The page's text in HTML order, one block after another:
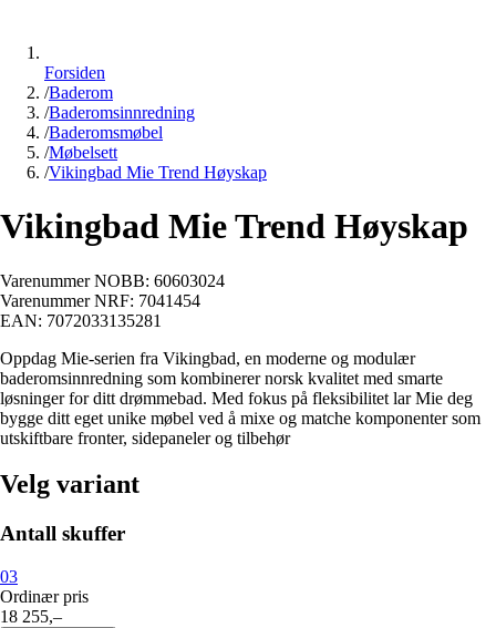
Forsiden
/Baderom
/Baderomsinnredning
/Baderomsmøbel
/Møbelsett
/Vikingbad Mie Trend Høyskap
Vikingbad Mie Trend Høyskap
Varenummer NOBB: 60603024
Varenummer NRF: 7041454
EAN: 7072033135281
Oppdag Mie-serien fra Vikingbad, en moderne og modulær
baderomsinnredning som kombinerer norsk kvalitet med smarte
løsninger for ditt drømmebad. Med fokus på fleksibilitet lar Mie deg
bygge ditt eget unike møbel ved å mixe og matche komponenter som
utskiftbare fronter, sidepaneler og tilbehør
Velg variant
Antall skuffer
03
Ordinær pris
18 255,–